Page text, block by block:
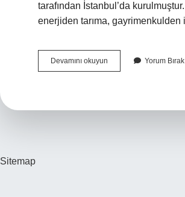
tarafından İstanbul’da
enerjiden tarıma,
Devamını okuyun
Grubunun
Yorum Bırak
Sitemap